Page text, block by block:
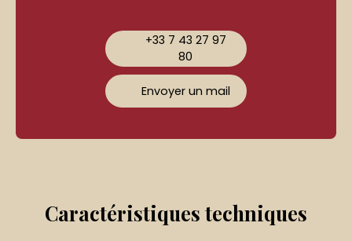
+33 7 43 27 97
80
Envoyer un mail
Caractéristiques techniques